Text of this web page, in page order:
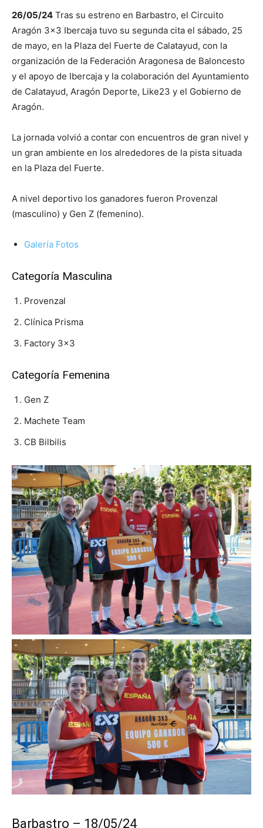
26/05/24 Tras su estreno en Barbastro, el Circuito
Aragón 3×3 Ibercaja tuvo su segunda cita el sábado, 25
de mayo, en la Plaza del Fuerte de Calatayud, con la
organización de la Federación Aragonesa de Baloncesto
y el apoyo de Ibercaja y la colaboración del Ayuntamiento
de Calatayud, Aragón Deporte, Like23 y el Gobierno de
Aragón.
La jornada volvió a contar con encuentros de gran nivel y
un gran ambiente en los alrededores de la pista situada
en la Plaza del Fuerte.
A nivel deportivo los ganadores fueron Provenzal
(masculino) y Gen Z (femenino).
Galería Fotos
Categoría Masculina
Provenzal
Clínica Prisma
Factory 3×3
Categoría Femenina
Gen Z
Machete Team
CB Bilbilis
Barbastro – 18/05/24